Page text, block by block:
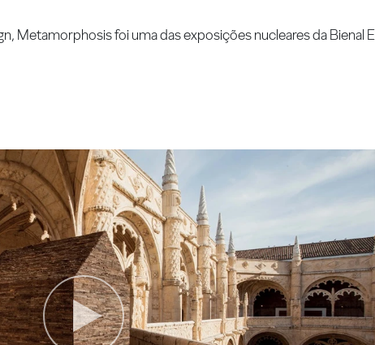
Metamorphosis foi uma das exposições nucleares da Bienal